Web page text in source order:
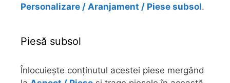
Personalizare / Aranjament / Piese subsol.
Piesă subsol
Înlocuiește conținutul acestei piese mergând